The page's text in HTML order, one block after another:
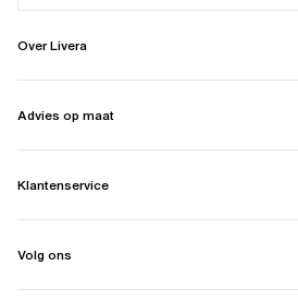
Over Livera
Advies op maat
Klantenservice
Volg ons